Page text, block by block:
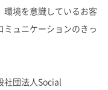
環境を意識しているお客
ュニケーションのきっ
社団法人Social